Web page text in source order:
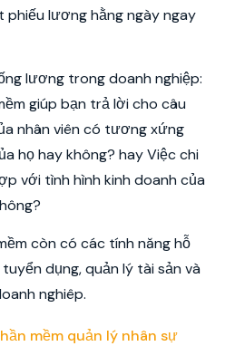
lương hằng ngày ngay
lương trong doanh nghiệp:
giúp bạn trả lời cho câu
nhân viên có tương xứng
họ hay không? hay Việc chi
với tình hình kinh doanh của
còn có các tính năng hỗ
dụng, quản lý tài sản và
nghiêp.
mềm quản lý nhân sự